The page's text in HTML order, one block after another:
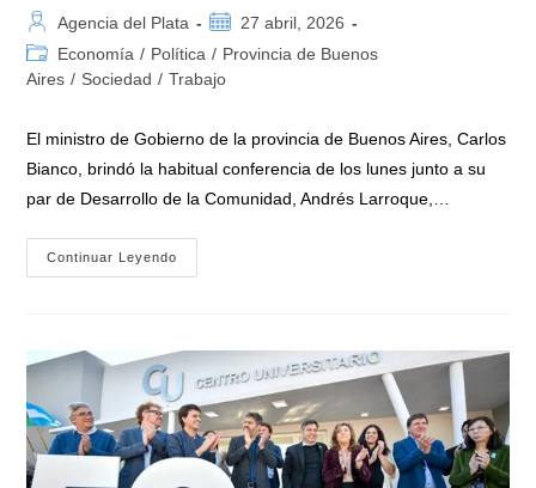
Autor
de
la
Agencia del Plata
Publicación
de
la
27 abril, 2026
Categoría
de
Economía / Política / Provincia de Buenos
Aires / Sociedad / Trabajo
El ministro de Gobierno de la provincia de Buenos Aires, Carlos
Bianco, brindó la habitual conferencia de los lunes junto a su
par de Desarrollo de la Comunidad, Andrés Larroque,…
Continuar Leyendo
«Milei
Económico
Porque
Es
Insostenible»